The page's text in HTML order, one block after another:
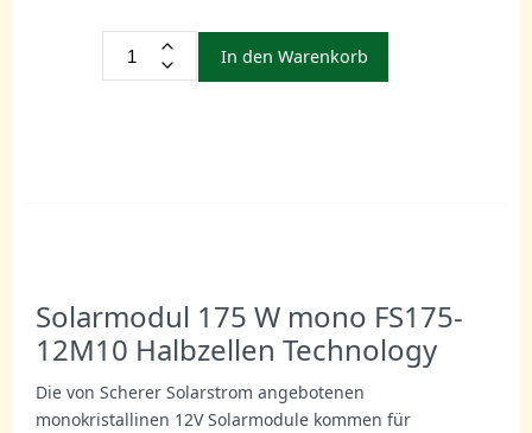
In den Warenkorb
Solarmodul 175 W mono FS175-
12M10 Halbzellen Technology
Die von Scherer Solarstrom angebotenen
monokristallinen 12V Solarmodule kommen für